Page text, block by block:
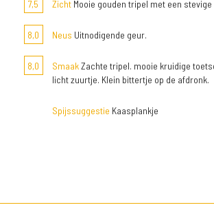
7,5 ZichtMooie gouden tripel met een
8,0 Neus Uitnodigende geur.
8,0 SmaakZachte tripel. mooie kruidige
licht zuurtje. Klein bittertje op de afdronk.
Spijssuggestie Kaasplankje